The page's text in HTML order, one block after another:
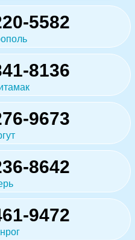
5582
8136
9673
8642
9472